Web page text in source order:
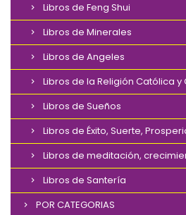
Libros de Feng Shui
Libros de Minerales
Libros de Angeles
Libros de la Religión Católica y
Libros de Sueños
Libros de Éxito, Suerte,
Libros de meditación,
Libros de Santería
POR CATEGORIAS